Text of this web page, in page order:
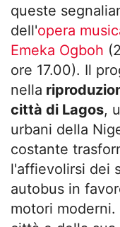
queste
dell'opera
Emeka Ogboh
ore 17.00). Il
nella
città di Lagos,
urbani della
costante
l'affievolirsi dei
autobus in
motori moderni.